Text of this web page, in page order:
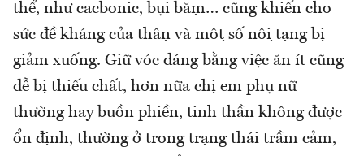
thể, như cacbonic, bụi bặm… cũng khiến cho
sức đề kháng của thận và một số nội tạng bị
giảm xuống. Giữ vóc dáng bằng việc ăn ít cũng
dễ bị thiếu chất, hơn nữa chị em phụ nữ
thường hay buồn phiền, tinh thần không được
ổn định, thường ở trong trạng thái trầm cảm,